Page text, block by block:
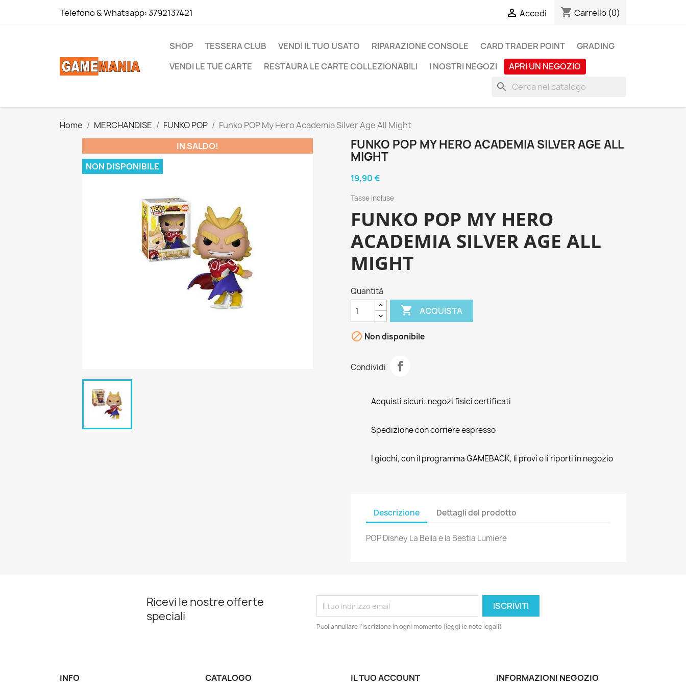
Telefono & Whatsapp:3792137421  Accedi shopping_cart Carrello (0)
SHOP TESSERA CLUB VENDI IL TUO USATO RIPARAZIONE CONSOLE CARD TRADER POINT
GRADING
VENDI LE TUE CARTE
RESTAURA LE CARTE COLLEZIONABILI I NOSTRI NEGOZI APRI UN NEGOZIO
search
Home MERCHANDISE FUNKO POP
Funko POP My Hero Academia Silver Age All Might
IN SALDO!
NON DISPONIBILE
FUNKO POP MY HERO ACADEMIA SILVER AGE ALL
MIGHT
19,90 €
Tasse incluse
FUNKO POP MY HERO
ACADEMIA SILVER AGE ALL
MIGHT
Quantità
 ACQUISTA
 Non disponibile
Condividi
Acquisti sicuri: negozi fisici certificati
Spedizione con corriere espresso
I giochi, con il programma GAMEBACK, li provi e li riporti in negozio
Descrizione Dettagli del prodotto
POP Disney La Bella e la Bestia Lumiere
Ricevi le nostre offerte
speciali
Puoi annullare l'iscrizione in ogni momento (leggi le note legali)
INFO CATALOGO IL TUO ACCOUNT INFORMAZIONI NEGOZIO